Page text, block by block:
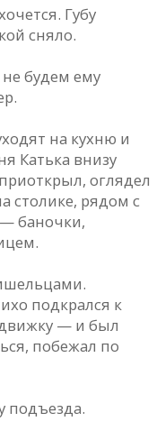
Губу
сняло.
будем ему
на кухню и
Катька внизу
оглядел
столике, рядом с
баночки,
подкрался к
— и был
побежал по
подъезда.